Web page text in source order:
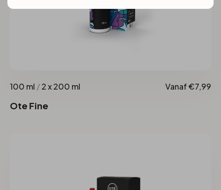
100 ml /2 x 200 ml Vanaf €7,99
Ote Fine